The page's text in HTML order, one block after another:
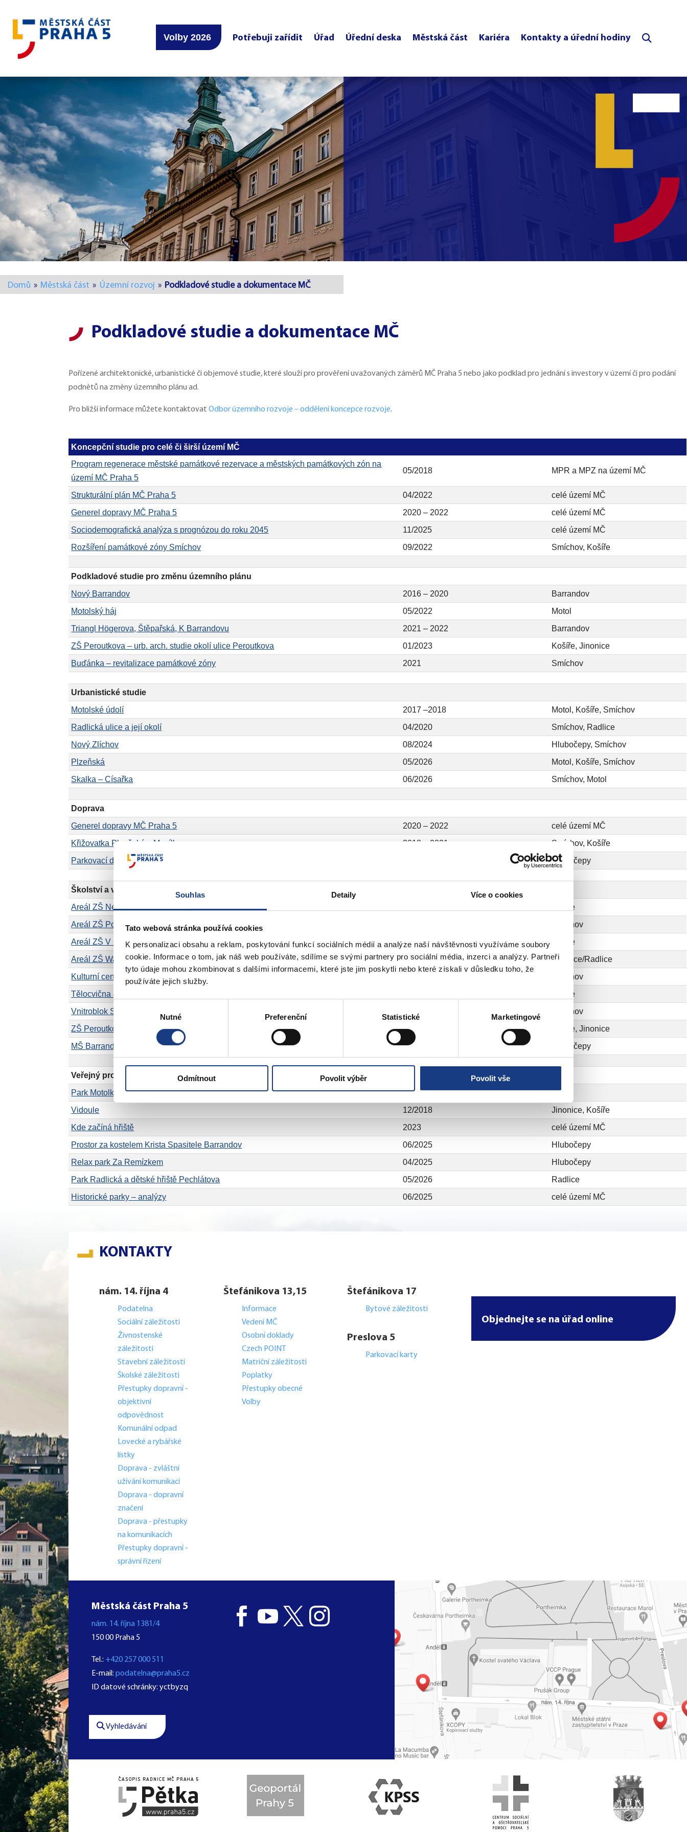
Souhlas Detaily Více o cookies
Tato webová stránka používá cookies
K personalizaci obsahu a reklam, poskytování funkcí sociálních médií a analýze naší návštěvnosti využíváme soubory
cookie. Informace o tom, jak náš web používáte, sdílíme se svými partnery pro sociální média, inzerci a analýzy. Partneři
tyto údaje mohou zkombinovat s dalšími informacemi, které jste jim poskytli nebo které získali v důsledku toho, že
používáte jejich služby.
Výběr
souhlasu
Nutné Preferenční Statistické Marketingové
Odmítnout Povolit výběr Povolit vše
Volby 2026 Potřebuji zařídit Úřad Úřední deska Městská část Kariéra Kontakty a úřední hodiny
Domů » Městská část » Územní rozvoj » Podkladové studie a dokumentace MČ
Podkladové studie a dokumentace MČ
Pořízené architektonické, urbanistické či objemové studie, které slouží pro prověření uvažovaných záměrů MČ Praha 5 nebo jako podklad pro jednání s investory v území či pro podání
podnětů na změny územního plánu ad.
Pro bližší informace můžete kontaktovatOdbor územního rozvoje – oddělení koncepce rozvoje.
Koncepční studie pro celé či širší území MČ
Program regenerace městské památkové rezervace a městských památkových zón na
území MČ Praha 5
05/2018 MPR a MPZ na území MČ
Strukturální plán MČ Praha 5 04/2022
celé území MČ
Generel dopravy MČ Praha 5
2020 – 2022
celé území MČ
Sociodemografická analýza s prognózou do roku 2045
11/2025
celé území MČ
Rozšíření památkové zóny Smíchov
09/2022 Smíchov, Košíře
Podkladové studie pro změnu územního plánu
Nový Barrandov
2016 – 2020
Barrandov
Motolský háj
05/2022
Motol
Triangl Högerova, Štěpařská, K Barrandovu
2021 – 2022
Barrandov
ZŠ Peroutkova – urb. arch. studie okolí ulice Peroutkova
01/2023
Košíře, Jinonice
Buďánka – revitalizace památkové zóny
2021 Smíchov
Urbanistické studie
Motolské údolí
2017 –2018
Motol, Košíře, Smíchov
Radlická ulice a její okolí
04/2020
Smíchov, Radlice
Nový Zlíchov
08/2024
Hlubočepy, Smíchov
Plzeňská
05/2026
Motol, Košíře, Smíchov
Skalka – Císařka
06/2026 Smíchov, Motol
Doprava
Generel dopravy MČ Praha 5
2020 – 2022
celé území MČ
Křižovatka Plzeňská x Musílkova
2018 – 2021
Smíchov, Košíře
Parkovací dům Werichova
Hlubočepy
Školství a veřejná vybavenost
Areál ZŠ Nepomucká
Košíře
Areál ZŠ Podbělohorská – dostavba II. stupně
Smíchov
Areál ZŠ V Cibulkách
08/2021
Košíře
Areál ZŠ Waltrovka
07/2022
Jinonice/Radlice
Kulturní centrum/Svatební síň v parku Sacré Coeur
Smíchov
Tělocvična a hřiště Beníškové
Košíře
Vnitroblok Svornosti
Smíchov
ZŠ Peroutkova – urb. arch. studie okolí ulice Peroutkova
01/2023
Košíře, Jinonice
MŠ Barrandov
09/2024 Hlubočepy
Veřejný prostor a sport
Park Motolka
12/2022
Motol
Vidoule
12/2018
Jinonice, Košíře
Kde začíná hřiště
2023
celé území MČ
Prostor za kostelem Krista Spasitele Barrandov
06/2025
Hlubočepy
Relax park Za Remízkem
04/2025
Hlubočepy
Park Radlická a dětské hřiště Pechlátova
05/2026
Radlice
Historické parky – analýzy
06/2025 celé území MČ
KONTAKTY
nám. 14. října 4
Podatelna
Sociální záležitosti
Živnostenské
záležitosti
Stavební záležitosti
Školské záležitosti
Přestupky dopravní -
objektivní
odpovědnost
Komunální odpad
Lovecké a rybářské
lístky
Doprava - zvláštní
užívání komunikací
Doprava - dopravní
značení
Doprava - přestupky
na komunikacích
Přestupky dopravní -
správní řízení
Štefánikova 13,15
Informace
Vedení MČ
Osobní doklady
Czech POINT
Matriční záležitosti
Poplatky
Přestupky obecné
Volby
Štefánikova 17
Bytové záležitosti
Preslova 5
Parkovací karty
Objednejte se na úřad online
Městská část Praha 5
nám. 14. října 1381/4
150 00 Praha 5
Tel.: +420 257 000 511
E-mail:podatelna@praha5.cz
ID datové schránky: yctbyzq
Vyhledávání
   